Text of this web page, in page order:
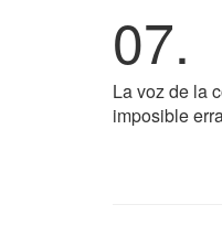
07.
La voz de la
imposible